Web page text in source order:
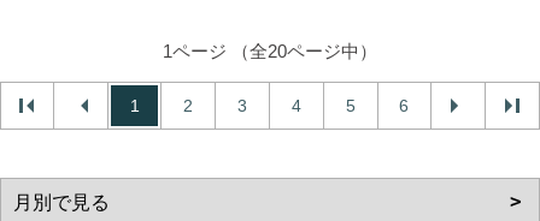
1ページ （全20ページ中）
1 2 3 4 5 6